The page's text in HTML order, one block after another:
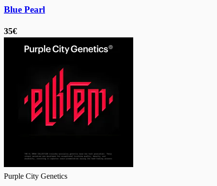
Blue Pearl
35€
Purple City Genetics